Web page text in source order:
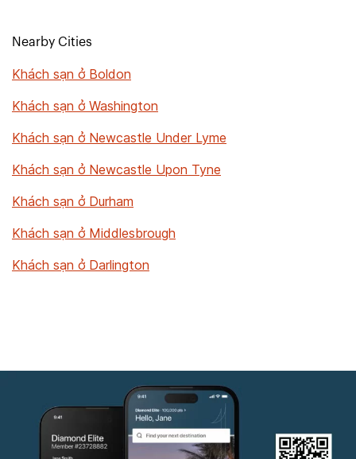
Nearby Cities
Khách sạn ở Boldon
Khách sạn ở Washington
Khách sạn ở Newcastle Under Lyme
Khách sạn ở Newcastle Upon Tyne
Khách sạn ở Durham
Khách sạn ở Middlesbrough
Khách sạn ở Darlington